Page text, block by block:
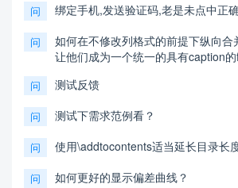
问 绑定手机,发送验证码,老是未点中正
问
如何在不修改列格式的前提下纵向
让他们成为一个统一的具有caption
问 测试反馈
问 测试下需求范例看？
问 使用\addtocontents适当延长目录长
问 如何更好的显示偏差曲线？